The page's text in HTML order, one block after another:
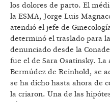
los dolores de parto. El
la ESMA, Jorge Luis
atendió el jefe de
determinó el traslado para
denunciado desde la
fue el de Sara Osatinsky.
Bermúdez de Reinhold, se
se ha dicho hasta ahora de
la criaron. Una de las